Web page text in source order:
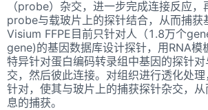
（probe）杂交，进一步完成连接反应
probe与载玻片上的探针结合，从而捕获
Visium FFPE目前只针对人（1.8万个
gene)的基因数据库设计探针，用RNA模
特异针对蛋白编码转录组中基因的探针
交，然后彼此连接。对组织进行透化处
针对，使其与玻片上的捕获探针杂交，
息的捕获。